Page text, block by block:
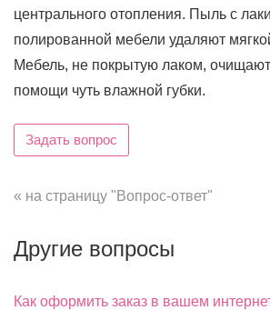
центрального отопления. Пыль с
полированной мебели удаляют
Мебель, не покрытую лаком,
помощи чуть влажной губки.
Задать вопрос
« на страницу "Вопрос-ответ"
Другие вопросы
Как оформить заказ в вашем